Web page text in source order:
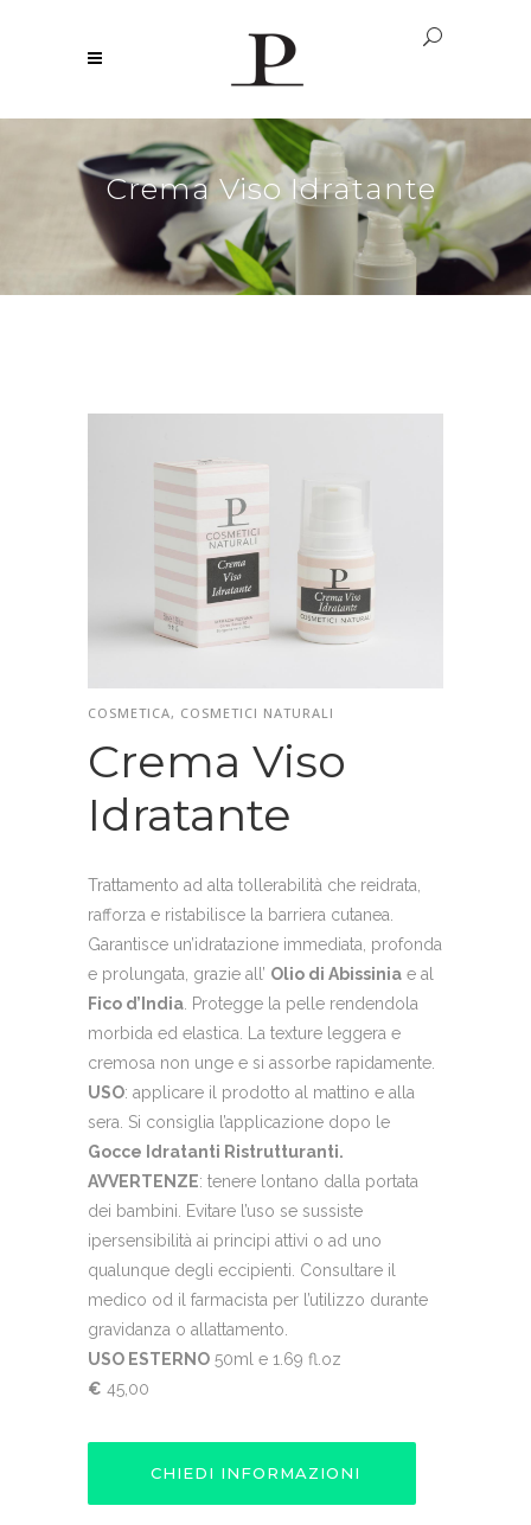
Crema Viso Idratante
COSMETICA, COSMETICI NATURALI
Crema Viso
Idratante
Trattamento ad alta tollerabilità che reidrata,
rafforza e ristabilisce la barriera cutanea.
Garantisce un’idratazione immediata, profonda
e prolungata, grazie all’ Olio di Abissinia e al
Fico d’India . Protegge la pelle rendendola
morbida ed elastica. La texture leggera e
cremosa non unge e si assorbe rapidamente.
USO: applicare il prodotto al mattino e alla
sera. Si consiglia l’applicazione dopo le
Gocce Idratanti Ristrutturanti.
AVVERTENZE: tenere lontano dalla portata
dei bambini. Evitare l’uso se sussiste
ipersensibilità ai principi attivi o ad uno
qualunque degli eccipienti. Consultare il
medico od il farmacista per l’utilizzo durante
gravidanza o allattamento.
USO ESTERNO 50ml e 1.69 fl.oz
€ 45,00
CHIEDI INFORMAZIONI